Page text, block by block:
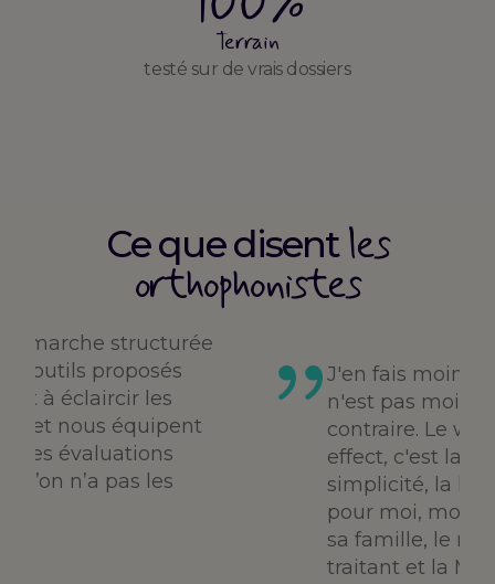
Terrain
testé sur de vrais dossiers
Ce que disentles
orthophonistes
démarche structurée
outils proposés
à éclaircir les
et nous équipent
les évaluations
n’a pas les
J'en fais moins,
n'est pas moins
contraire. Le
effect, c'est la
simplicité, la
pour moi, mon
sa famille, le
traitant et la